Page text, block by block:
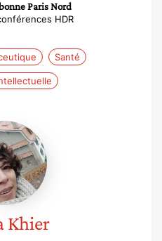
Paris Nord
HDR
Santé
Sonia
Khier
Khier